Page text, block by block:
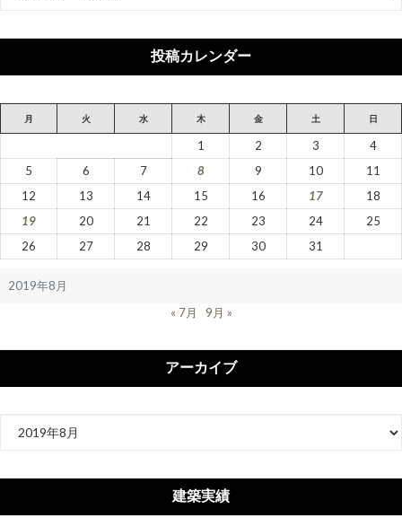
リ
投稿カレンダー
2019年8月
月 火 水 木 金 土 日
1 2 3
4
5
6 7 8 9 10
11
12
13 14 15 16 17
18
19
20 21 22 23 24
25
26
27 28 29 30 31
« 7月 9月 »
アーカイブ
イ
建築実績